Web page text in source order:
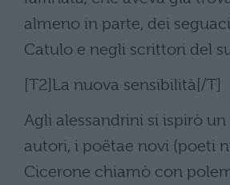
almeno in parte, dei
Catulo e negli scrittori del
[T2]La nuova sensibilità[/T]
Agli alessandrini si ispirò
autori, i poëtae novi (poeti
Cicerone chiamò con